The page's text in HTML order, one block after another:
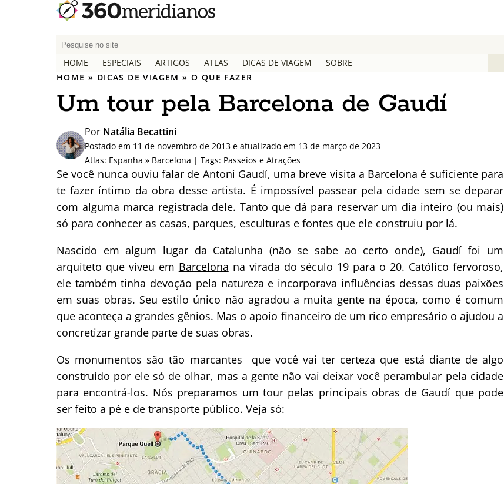
P
q
u
a
r
p
o
r
:
HOME ESPECIAIS ARTIGOS ATLAS DICAS DE VIAGEM SOBRE
HOME » DICAS DE VIAGEM »O QUE FAZER
Um tour pela Barcelona de Gaudí
Por Natália Becattini
Postado em 11 de novembro de 2013 e atualizado em 13 de março de 2023
Atlas: Espanha » Barcelona | Tags: Passeios e Atrações
Se você nunca ouviu falar de Antoni Gaudí, uma breve visita a Barcelona é suficiente para
te fazer íntimo da obra desse artista. É impossível passear pela cidade sem se deparar
com alguma marca registrada dele. Tanto que dá para reservar um dia inteiro (ou mais)
só para conhecer as casas, parques, esculturas e fontes que ele construiu por lá.
Nascido em algum lugar da Catalunha (não se sabe ao certo onde), Gaudí foi um
arquiteto que viveu em Barcelona na virada do século 19 para o 20. Católico fervoroso,
ele também tinha devoção pela natureza e incorporava influências dessas duas paixões
em suas obras. Seu estilo único não agradou a muita gente na época, como é comum
que aconteça a grandes gênios. Mas o apoio financeiro de um rico empresário o ajudou a
concretizar grande parte de suas obras.
Os monumentos são tão marcantes que você vai ter certeza que está diante de algo
construído por ele só de olhar, mas a gente não vai deixar você perambular pela cidade
para encontrá-los. Nós preparamos um tour pelas principais obras de Gaudí que pode
ser feito a pé e de transporte público. Veja só: